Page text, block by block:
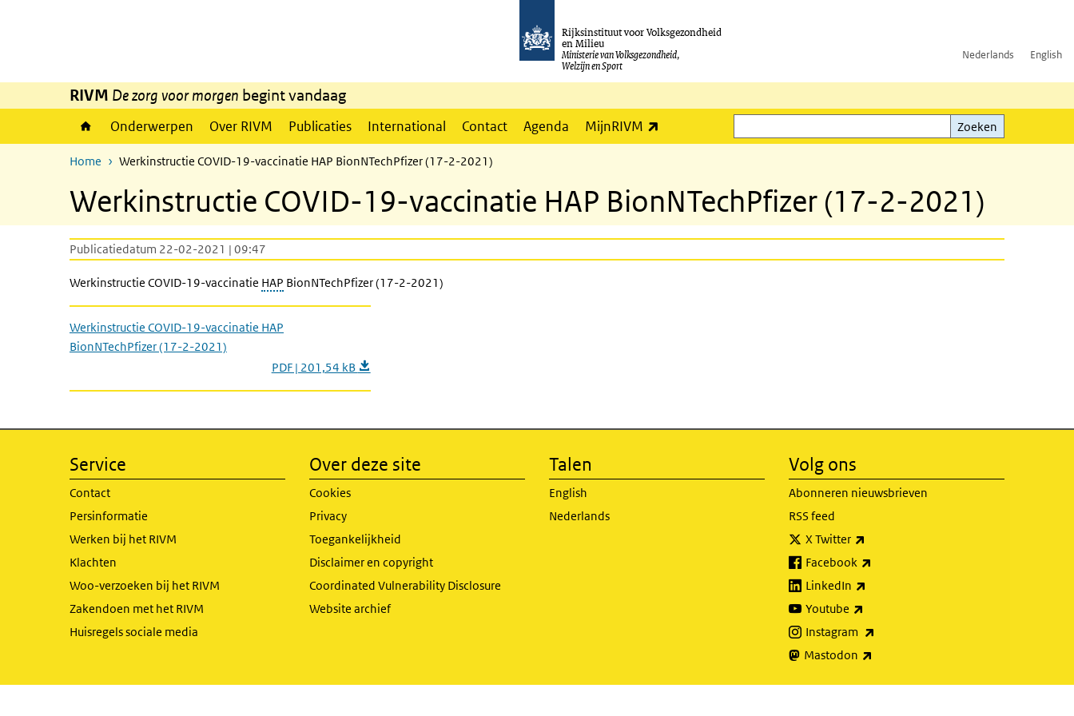
Rijksinstituut voor Volksgezondheid
en Milieu
Ministerie van Volksgezondheid,
Welzijn en Sport
Nederlands English
RIVM De zorg voor morgen begint vandaag
Onderwerpen Over RIVM Publicaties International Contact Agenda MijnRIVM
Zoeken
Zoeken
Home Werkinstructie COVID-19-vaccinatie HAP BionNTechPfizer (17-2-2021)
Werkinstructie COVID-19-vaccinatie HAP BionNTechPfizer (17-2-2021)
Publicatiedatum 22-02-2021 | 09:47
Werkinstructie COVID-19-vaccinatie HAP BionNTechPfizer (17-2-2021)
Werkinstructie COVID-19-vaccinatie HAP
BionNTechPfizer (17-2-2021)
PDF | 201,54 kB
Service
Contact
Persinformatie
Werken bij het RIVM
Klachten
Woo-verzoeken bij het RIVM
Zakendoen met het RIVM
Huisregels sociale media
Over deze site
Cookies
Privacy
Toegankelijkheid
Disclaimer en copyright
Coordinated Vulnerability Disclosure
Website archief
Talen
English
Nederlands
Volg ons
Abonneren nieuwsbrieven
RSS feed
X Twitter
Facebook
LinkedIn
Youtube
Instagram
Mastodon